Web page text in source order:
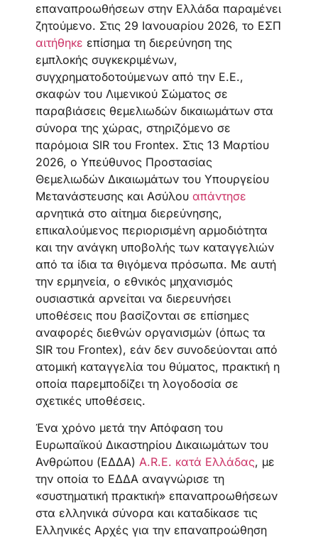
επαναπροωθήσεων στην Ελλάδα παραμένει
ζητούμενο. Στις 29 Ιανουαρίου 2026, το ΕΣΠ
αιτήθηκε επίσημα τη διερεύνηση της
εμπλοκής συγκεκριμένων,
συγχρηματοδοτούμενων από την Ε.Ε.,
σκαφών του Λιμενικού Σώματος σε
παραβιάσεις θεμελιωδών δικαιωμάτων στα
σύνορα της χώρας, στηριζόμενο σε
παρόμοια SIR του Frontex. Στις 13 Μαρτίου
2026, ο Υπεύθυνος Προστασίας
Θεμελιωδών Δικαιωμάτων του Υπουργείου
Μετανάστευσης και Ασύλου απάντησε
αρνητικά στο αίτημα διερεύνησης,
επικαλούμενος περιορισμένη αρμοδιότητα
και την ανάγκη υποβολής των καταγγελιών
από τα ίδια τα θιγόμενα πρόσωπα. Με αυτή
την ερμηνεία, ο εθνικός μηχανισμός
ουσιαστικά αρνείται να διερευνήσει
υποθέσεις που βασίζονται σε επίσημες
αναφορές διεθνών οργανισμών (όπως τα
SIR του Frontex), εάν δεν συνοδεύονται από
ατομική καταγγελία του θύματος, πρακτική η
οποία παρεμποδίζει τη λογοδοσία σε
σχετικές υποθέσεις.
Ένα χρόνο μετά την Απόφαση του
Ευρωπαϊκού Δικαστηρίου Δικαιωμάτων του
Ανθρώπου (ΕΔΔΑ) A.R.E. κατά Ελλάδας, με
την οποία το ΕΔΔΑ αναγνώρισε τη
«συστηματική πρακτική» επαναπροωθήσεων
στα ελληνικά σύνορα και καταδίκασε τις
Ελληνικές Αρχές για την επαναπροώθηση